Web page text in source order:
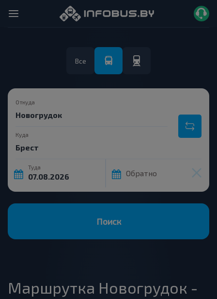
Все
Откуда
Куда
Туда
Обратно
Поиск
Маршрутка Новогрудок -